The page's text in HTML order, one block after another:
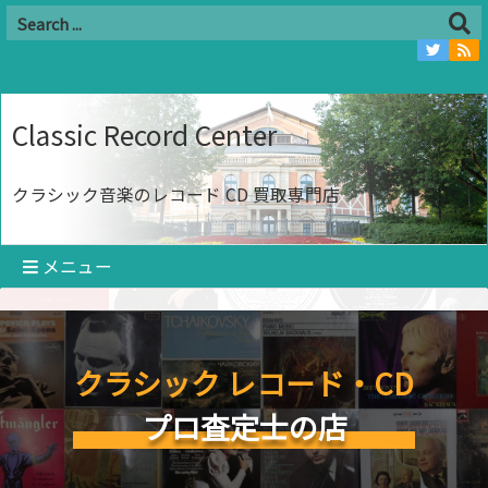
Classic Record Center
クラシック音楽のレコード CD 買取専門店
メニュー
クラシック レコード・CD
プロ査定士の店